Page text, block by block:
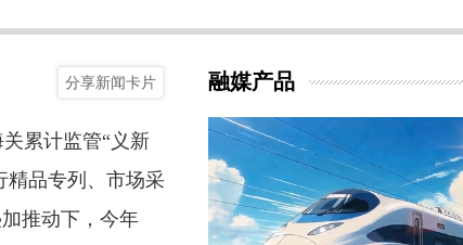
分享新闻卡片
累计监管“义新
精品专列、市场采
推动下，今年
融媒产品